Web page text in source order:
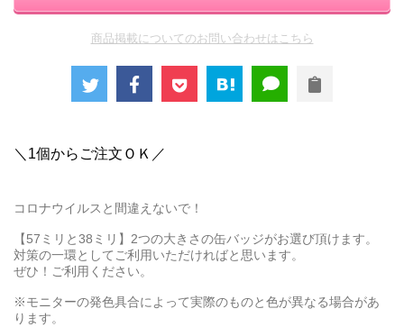
商品掲載についてのお問い合わせはこちら
＼1個からご注文ＯＫ／
コロナウイルスと間違えないで！
【57ミリと38ミリ】2つの大きさの缶バッジがお選び頂けます。
対策の一環としてご利用いただければと思います。
ぜひ！ご利用ください。
※モニターの発色具合によって実際のものと色が異なる場合があ
ります。